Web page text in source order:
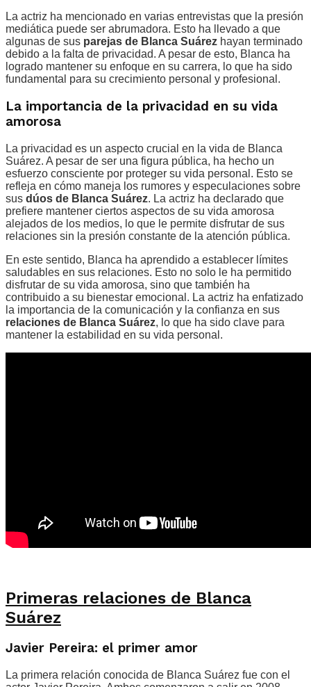
La actriz ha mencionado en varias entrevistas que la presión
mediática puede ser abrumadora. Esto ha llevado a que
algunas de sus parejas de Blanca Suárez hayan terminado
debido a la falta de privacidad. A pesar de esto, Blanca ha
logrado mantener su enfoque en su carrera, lo que ha sido
fundamental para su crecimiento personal y profesional.
La importancia de la privacidad en su vida
amorosa
La privacidad es un aspecto crucial en la vida de Blanca
Suárez. A pesar de ser una figura pública, ha hecho un
esfuerzo consciente por proteger su vida personal. Esto se
refleja en cómo maneja los rumores y especulaciones sobre
sus dúos de Blanca Suárez. La actriz ha declarado que
prefiere mantener ciertos aspectos de su vida amorosa
alejados de los medios, lo que le permite disfrutar de sus
relaciones sin la presión constante de la atención pública.
En este sentido, Blanca ha aprendido a establecer límites
saludables en sus relaciones. Esto no solo le ha permitido
disfrutar de su vida amorosa, sino que también ha
contribuido a su bienestar emocional. La actriz ha enfatizado
la importancia de la comunicación y la confianza en sus
relaciones de Blanca Suárez, lo que ha sido clave para
mantener la estabilidad en su vida personal.
Primeras relaciones de Blanca
Suárez
Javier Pereira: el primer amor
La primera relación conocida de Blanca Suárez fue con el